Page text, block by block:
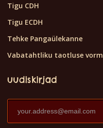
Tigu CDH
Tigu ECDH
Tehke Pangaülekanne
Vabatahtliku taotluse vorm
uudiskirjad